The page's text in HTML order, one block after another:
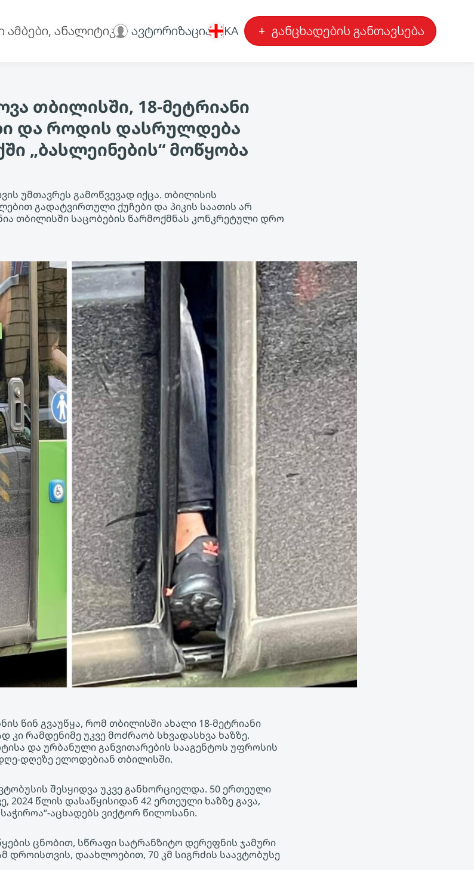
ამბები, ანალიტიკა ავტორიზაცია KA + განცხადების განთავსება
თბილისში, 18-მეტრიანი
და როდის დასრულდება
„ბასლეინების“ მოწყობა
უმთავრეს გამოწვევად იქცა. თბილისის
გადატვირთული ქუჩები და პიკის საათის არ
თბილისში საცობების წარმოქმნას კონკრეტული დრო
წინ გვაუწყა, რომ თბილისში ახალი 18-მეტრიანი
კი რამდენიმე უკვე მოძრაობ სხვადასხვა ხაზზე.
და ურბანული განვითარების სააგენტოს უფროსის
დღეზე ელოდებიან თბილისში.
შესყიდვა უკვე განხორციელდა. 50 ერთეული
2024 წლის დასაწყისიდან 42 ერთეული ხაზზე გავა,
აცხადებს ვიქტორ წილოსანი.
ცნობით, სწრაფი სატრანზიტო დერეფნის ჯამური
დროისთვის, დაახლოებით, 70 კმ სიგრძის საავტობუსე